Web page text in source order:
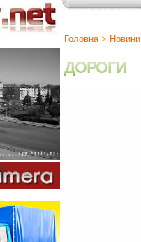
Головна> Новини
ДОРОГИ